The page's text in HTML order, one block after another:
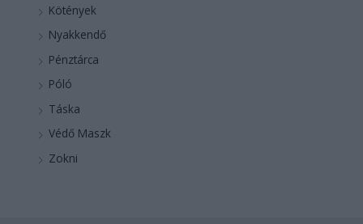
Kötények
Nyakkendő
Pénztárca
Póló
Táska
Védő Maszk
Zokni